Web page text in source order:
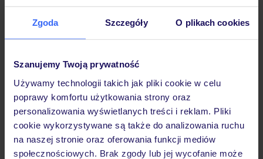
Zgoda Szczegóły O plikach cookies
Szanujemy Twoją prywatność
Używamy technologii takich jak pliki cookie w celu
poprawy komfortu użytkowania strony oraz
personalizowania wyświetlanych treści i reklam. Pliki
cookie wykorzystywane są także do analizowania ruchu
na naszej stronie oraz oferowania funkcji mediów
społecznościowych. Brak zgody lub jej wycofanie może
Pokoje
Wyżywienie